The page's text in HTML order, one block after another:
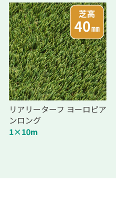
リアリーターフ ヨーロピア
ンロング
1×10m